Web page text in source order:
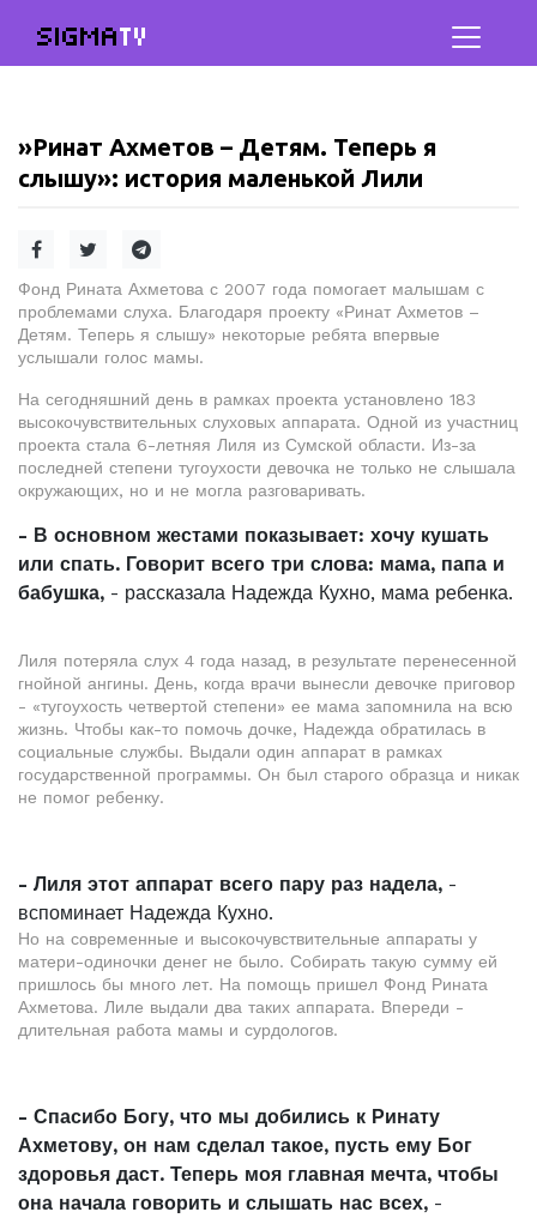
SIGMATV
»Ринат Ахметов – Детям. Теперь я
слышу»: история маленькой Лили
Фонд Рината Ахметова с 2007 года помогает малышам с
проблемами слуха. Благодаря проекту «Ринат Ахметов –
Детям. Теперь я слышу» некоторые ребята впервые
услышали голос мамы.
На сегодняшний день в рамках проекта установлено 183
высокочувствительных слуховых аппарата. Одной из участниц
проекта стала 6-летняя Лиля из Сумской области. Из-за
последней степени тугоухости девочка не только не слышала
окружающих, но и не могла разговаривать.
- В основном жестами показывает: хочу кушать
или спать. Говорит всего три слова: мама, папа и
бабушка, - рассказала Надежда Кухно, мама ребенка.
Лиля потеряла слух 4 года назад, в результате перенесенной
гнойной ангины. День, когда врачи вынесли девочке приговор
- «тугоухость четвертой степени» ее мама запомнила на всю
жизнь. Чтобы как-то помочь дочке, Надежда обратилась в
социальные службы. Выдали один аппарат в рамках
государственной программы. Он был старого образца и никак
не помог ребенку.
- Лиля этот аппарат всего пару раз надела, -
вспоминает Надежда Кухно.
Но на современные и высокочувствительные аппараты у
матери-одиночки денег не было. Собирать такую сумму ей
пришлось бы много лет. На помощь пришел Фонд Рината
Ахметова. Лиле выдали два таких аппарата. Впереди -
длительная работа мамы и сурдологов.
- Спасибо Богу, что мы добились к Ринату
Ахметову, он нам сделал такое, пусть ему Бог
здоровья даст. Теперь моя главная мечта, чтобы
она начала говорить и слышать нас всех, -